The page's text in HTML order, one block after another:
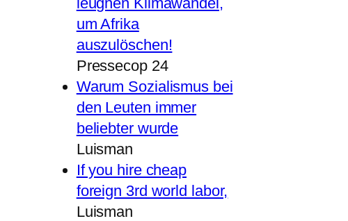
um Afrika
auszulöschen!
Pressecop 24
Warum Sozialismus bei
den Leuten immer
beliebter wurde
Luisman
If you hire cheap
foreign 3rd world labor,
Luisman